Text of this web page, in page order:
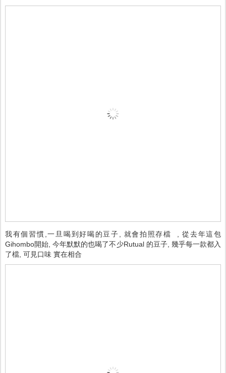
我有個習慣,一旦喝到好喝的豆子, 就會拍照存檔 , 從去年這包
Gihombo開始, 今年默默的也喝了不少Rutual 的豆子, 幾乎每一款都入
了檔, 可見口味 實在相合